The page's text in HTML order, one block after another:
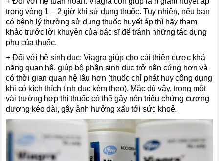
trong vòng 1 – 2 giờ khi sử dụng thuốc. Tuy nhiên, nếu bạn
có bệnh lý thường sử dụng thuốc huyết áp thì hãy tham
khảo trước lời khuyên của bác sĩ để tránh những tác dụng
phụ của thuốc.
+ Đối với hệ sinh dục: Viagra giúp cho cải thiện được khả
năng quan hệ, giúp bộ phận sinh dục trở nên cứng hơn và
có thời gian quan hệ lâu hơn (thuốc chỉ phát huy công dụng
khi có kích thích tình dục kèm theo). Mặc dù vậy, trong một
vài trường hợp thì thuốc có thể gây nên triệu chứng cương
dương kéo dài, gây ảnh hưởng xấu tới sức khoẻ.